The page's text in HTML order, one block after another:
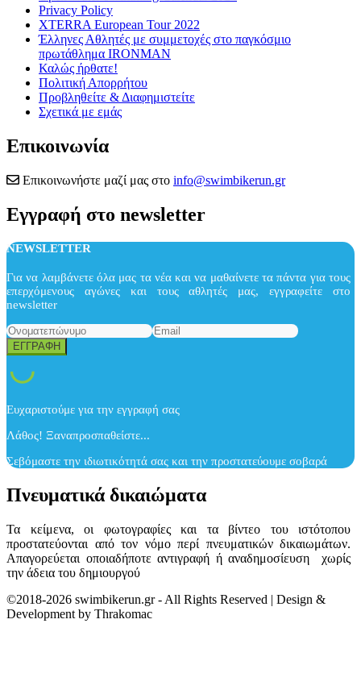
Privacy Policy
XTERRA European Tour 2022
Έλληνες Αθλητές με συμμετοχές στο παγκόσμιο
πρωτάθλημα IRONMAN
Καλώς ήρθατε!
Πολιτική Απορρήτου
Προβληθείτε & Διαφημιστείτε
Σχετικά με εμάς
Επικοινωνία
Επικοινωνήστε μαζί μας στο info@swimbikerun.gr
Εγγραφή στο newsletter
NEWSLETTER
Για να λαμβάνετε όλα μας τα νέα και να μαθαίνετε τα πάντα για τους
επερχόμενους αγώνες και τους αθλητές μας, εγγραφείτε στο
newsletter
Ευχαριστούμε για την εγγραφή σας
Λάθος! Ξαναπροσπαθείστε...
Σεβόμαστε την ιδιωτικότητά σας και την προστατεύουμε σοβαρά
Πνευματικά δικαιώματα
Τα κείμενα, οι φωτογραφίες και τα βίντεο του ιστότοπου
προστατεύονται από τον νόμο περί πνευματικών δικαιωμάτων.
Απαγορεύεται οποιαδήποτε αντιγραφή ή αναδημοσίευση χωρίς
την άδεια του δημιουργού
©2018-2026 swimbikerun.gr - All Rights Reserved | Design &
Development by Thrakomac